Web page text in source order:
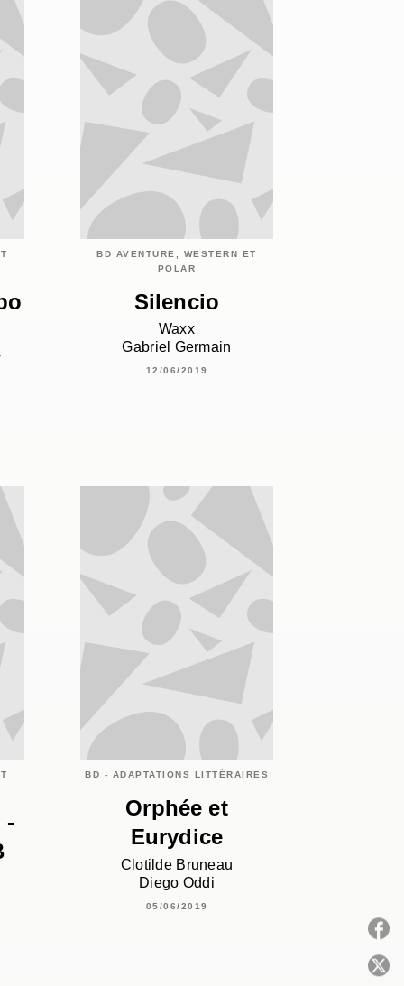
BD AVENTURE, WESTERN ET
POLAR
Silencio
Waxx
Gabriel Germain
12/06/2019
-
BD - ADAPTATIONS LITTÉRAIRES
Orphée et
Eurydice
Clotilde Bruneau
Diego Oddi
05/06/2019